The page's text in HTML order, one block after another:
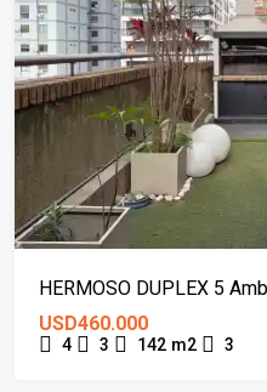
HERMOSO DUPLEX 5
USD460.000
4 3 142 m2 3